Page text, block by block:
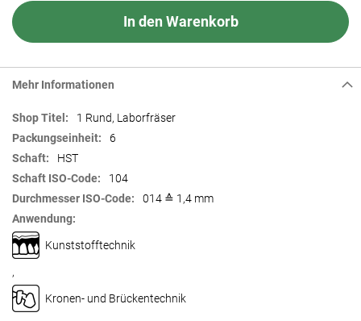
In den Warenkorb
Mehr Informationen
Mehr
Informationen
1 Rund, Laborfräser
6
HST
104
014 ≙ 1,4 mm
Kunststofftechnik
,
Kronen- und Brückentechnik